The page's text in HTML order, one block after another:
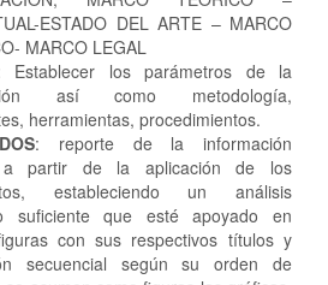
ESTADO DEL ARTE – MARCO
MARCO LEGAL
Establecer los parámetros de la
así como metodología,
herramientas, procedimientos.
: reporte de la información
a partir de la aplicación de los
estableciendo un análisis
suficiente que esté apoyado en
con sus respectivos títulos y
secuencial según su orden de